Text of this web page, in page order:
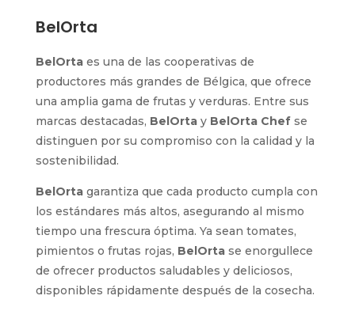
BelOrta
BelOrtaes una de las cooperativas de
productores más grandes de Bélgica, que ofrece
una amplia gama de frutas y verduras. Entre sus
marcas destacadas, BelOrtay BelOrta Chefse
distinguen por su compromiso con la calidad y la
sostenibilidad.
BelOrtagarantiza que cada producto cumpla con
los estándares más altos, asegurando al mismo
tiempo una frescura óptima. Ya sean tomates,
pimientos o frutas rojas, BelOrtase enorgullece
de ofrecer productos saludables y deliciosos,
disponibles rápidamente después de la cosecha.